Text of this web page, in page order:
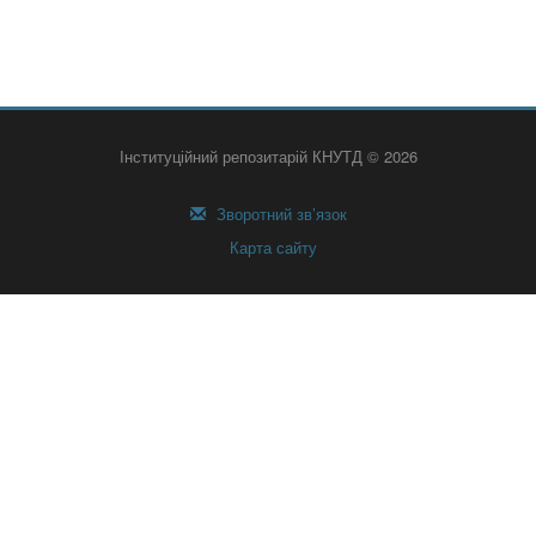
Інституційний репозитарій КНУТД © 2026
Зворотний зв’язок
Карта сайту